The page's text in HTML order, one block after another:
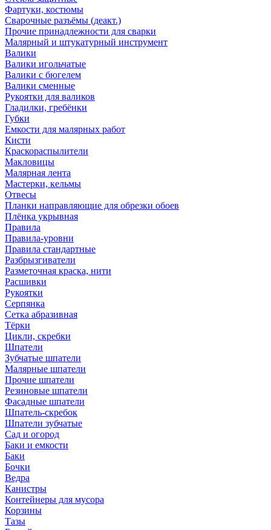
Фартуки, костюмы
Сварочные разъёмы (деакт.)
Прочие принадлежности для сварки
Малярный и штукатурный инструмент
Валики
Валики игольчатые
Валики с бюгелем
Валики сменные
Рукоятки для валиков
Гладилки, гребёнки
Губки
Емкости для малярных работ
Кисти
Краскораспылители
Макловицы
Малярная лента
Мастерки, кельмы
Отвесы
Планки направляющие для обрезки обоев
Плёнка укрывная
Правила
Правила-уровни
Правила стандартные
Разбрызгиватели
Разметочная краска, нити
Расшивки
Рукоятки
Серпянка
Сетка абразивная
Тёрки
Цикли, скребки
Шпатели
Зубчатые шпатели
Малярные шпатели
Прочие шпатели
Резиновые шпатели
Фасадные шпатели
Шпатель-скребок
Шпатели зубчатые
Сад и огород
Баки и емкости
Баки
Бочки
Ведра
Канистры
Контейнеры для мусора
Корзины
Тазы